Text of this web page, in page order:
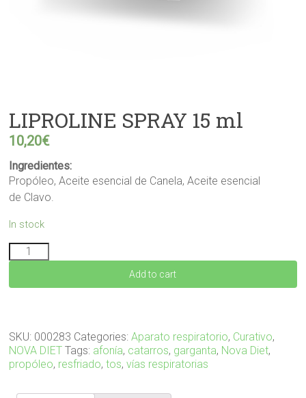
LIPROLINE SPRAY 15 ml
10,20€
Ingredientes:
Propóleo, Aceite esencial de Canela, Aceite esencial
de Clavo.
In stock
LIPROLINE
SPRAY
ml
Add to cart
SKU: 000283 Categories:Aparato respiratorio, Curativo,
NOVA DIET Tags: afonía, catarros, garganta, Nova Diet,
propóleo, resfriado,tos,vías respiratorias